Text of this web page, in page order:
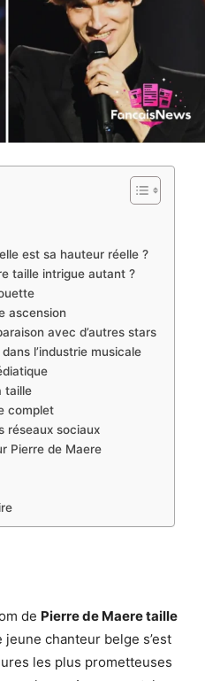
est sa hauteur réelle ?
taille intrigue autant ?
ascension
avec d’autres stars
l’industrie musicale
taille
complet
réseaux sociaux
Pierre de Maere
de Pierre de Maere taille
chanteur belge s’est
les plus prometteuses